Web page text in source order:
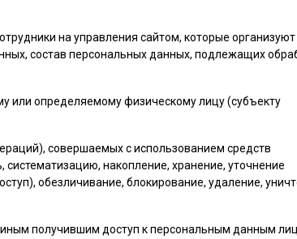
на управления сайтом, которые организуют
состав персональных данных, подлежащих
или определяемому физическому лицу (субъекту
совершаемых с использованием средств
накопление, хранение, уточнение
обезличивание, блокирование, удаление,
получившим доступ к персональным данным